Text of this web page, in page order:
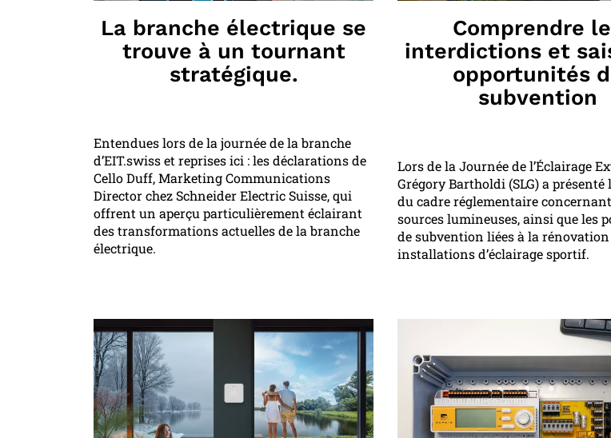
La branche électrique se
trouve à un tournant
stratégique.
Entendues lors de la journée de la branche
d’EIT.swiss et reprises ici : les déclarations de
Cello Duff, Marketing Communications
Director chez Schneider Electric Suisse, qui
offrent un aperçu particulièrement éclairant
des transformations actuelles de la branche
électrique.
Comprendre
interdictions et
opportunités
subvention
Lors de la Journée de l’Éclairage
Grégory Bartholdi (SLG) a présenté
du cadre réglementaire
sources lumineuses, ainsi que les
de subvention liées à la rénovation
installations d’éclairage sportif.